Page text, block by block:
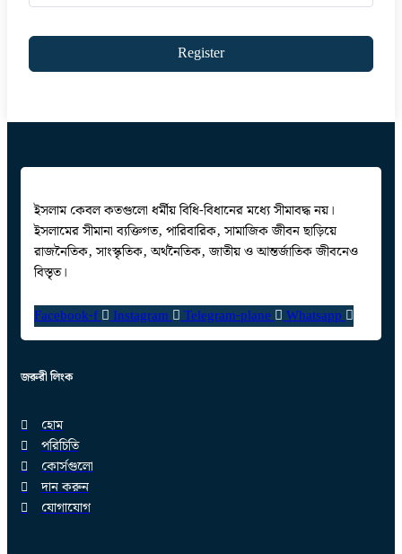
Register
ইসলাম কেবল কতগুলো ধর্মীয় বিধি-বিধানের মধ্যে সীমাবদ্ধ নয়।
ইসলামের সীমানা ব্যক্তিগত, পারিবারিক, সামাজিক জীবন ছাড়িয়ে
রাজনৈতিক, সাংস্কৃতিক, অর্থনৈতিক, জাতীয় ও আন্তর্জাতিক জীবনেও
বিস্তৃত।
Facebook-f
Instagram Telegram-plane Whatsapp
জরুরী লিংক
হোম
পরিচিতি
কোর্সগুলো
দান করুন
যোগাযোগ